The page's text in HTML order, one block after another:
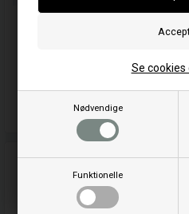
Nødvendige
Funktionelle
Se